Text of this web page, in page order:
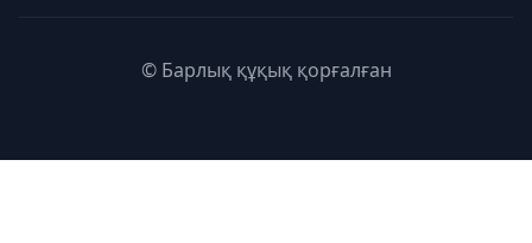
© Барлық құқық қорғалған